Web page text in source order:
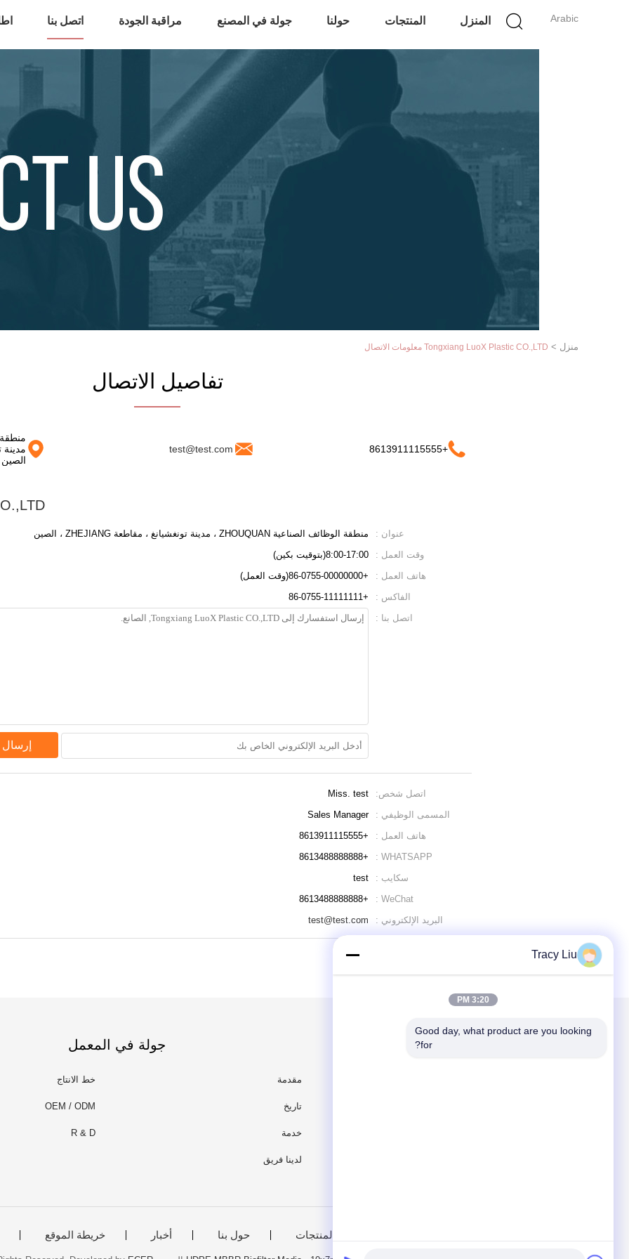
Arabic المنزل المنتجات حولنا جولة في المصنع مراقبة الجودة اتصل بنا
منزل > Tongxiang LuoX Plastic CO.,LTD معلومات الاتصال
تفاصيل الاتصال
+8613911115555
test@test.com
الصين
عنوان :
منطقة الوظائف الصناعية ZHOUQUAN ، مدينة تونغشيانغ ، مقاطعة ZHEJIANG ، الصين
وقت العمل :
8:00-17:00(بتوقيت بكين)
هاتف العمل :
+86-0755-00000000(وقت العمل)
الفاكس :
+86-0755-11111111
اتصل بنا :
اتصل شخص:
Miss. test
المسمى الوظيفي :
Sales Manager
هاتف العمل :
+8613911115555
WHATSAPP :
+8613488888888
سكايب :
test
WeChat :
+8613488888888
البريد الإلكتروني :
test@test.com
مقدمة
تاريخ
خدمة
لدينا فريق
جولة في المعمل
خط الانتاج
OEM / ODM
R & D
المنتجات حول بنا أخبار خريطة الموقع
Tracy Liu
3:20 PM
Good day, what product are you looking
for?